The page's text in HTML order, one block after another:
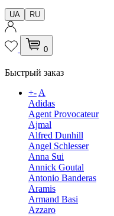
UA RU
0
Быстрый заказ
+-A
Adidas
Agent Provocateur
Ajmal
Alfred Dunhill
Angel Schlesser
Anna Sui
Annick Goutal
Antonio Banderas
Aramis
Armand Basi
Azzaro